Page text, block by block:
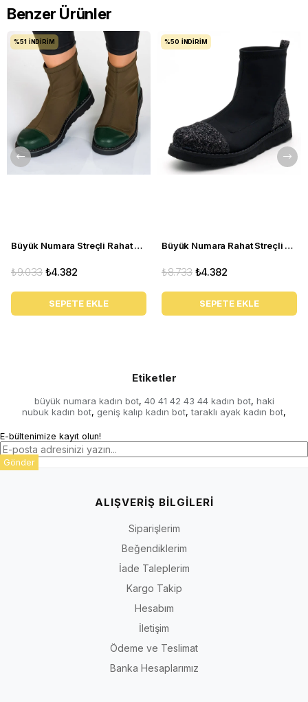
Benzer Ürünler
Büyük Numara Streçli Rahat Kadın BOT 19273 haki
₺4.382
₺9.033
SEPETE EKLE
%51 İNDIRIM
Büyük Numara Rahat Streçli Kadın BOT 19273 siyah
₺4.382
₺8.733
SEPETE EKLE
%50 İNDIRIM
Etiketler
büyük numara kadın bot, 40 41 42 43 44 kadın bot, haki
nubuk kadın bot, geniş kalıp kadın bot, taraklı ayak kadın bot,
E-bültenimize kayıt olun!
Gönder
ALIŞVERİŞ BİLGİLERİ
Siparişlerim
Beğendiklerim
İade Taleplerim
Kargo Takip
Hesabım
İletişim
Ödeme ve Teslimat
Banka Hesaplarımız